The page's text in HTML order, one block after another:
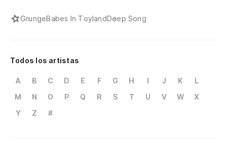
GrungeBabes In ToylandDeep Song
Todos los artistas
A B C D E F G H I J K
L
M
N O P Q R S T U V W
X
Y
Z #